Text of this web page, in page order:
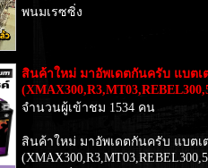
พนมเรซซิ่ง
สินค้าใหม่ มาอัพเดตกันครับ แบตเ
จำนวนผู้เข้าชม 1534 คน
สินค้าใหม่ มาอัพเดตกันครับ แบตเ